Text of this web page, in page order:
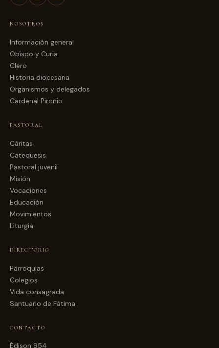
NOSOTROS
Información general
Obispo y Curia
Clero
Historia diocesana
Organismos y delegados
Cardenal Pironio
PASTORAL
Cáritas
Catequesis
Pastoral juvenil
Misión
Vocaciones
Educación
Movimientos
Liturgia
DIRECTORIO
Parroquias
Colegios
Vida consagrada
Santuario de Fátima
CONTACTO
Édison 954